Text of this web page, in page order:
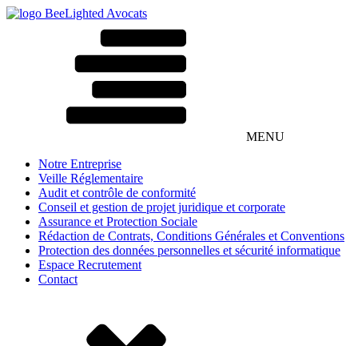
MENU
Notre Entreprise
Veille Réglementaire
Audit et contrôle de conformité
Conseil et gestion de projet juridique et corporate
Assurance et Protection Sociale
Rédaction de Contrats, Conditions Générales et Conventions
Protection des données personnelles et sécurité informatique
Espace Recrutement
Contact